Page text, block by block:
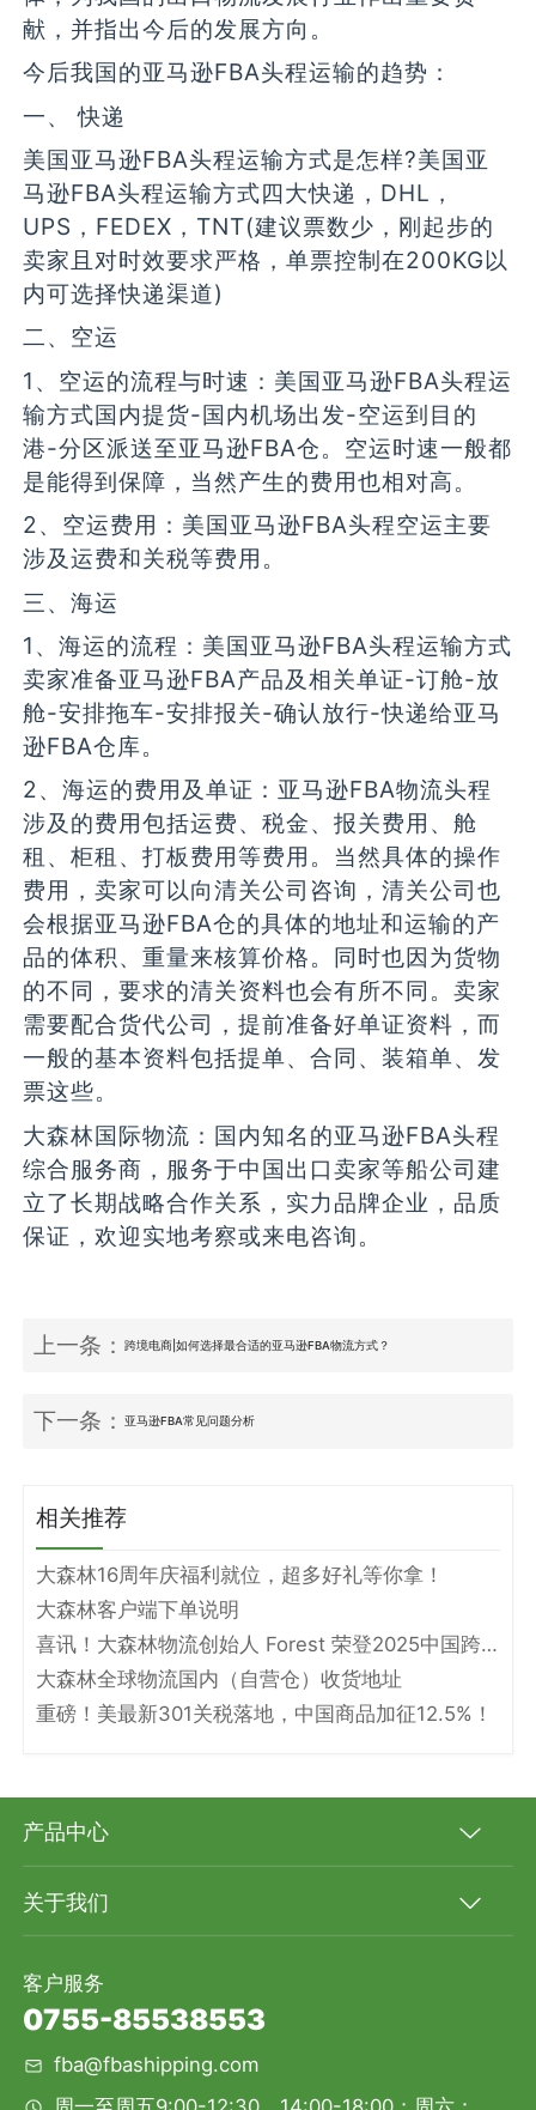
献，并指出今后的发展方向。
今后我国的亚马逊FBA头程运输的趋势：
一、 快递
美国亚马逊FBA头程运输方式是怎样?美国亚
马逊FBA头程运输方式四大快递，DHL，
UPS，FEDEX，TNT(建议票数少，刚起步的
卖家且对时效要求严格，单票控制在200KG以
内可选择快递渠道)
二、空运
1、空运的流程与时速：美国亚马逊FBA头程运
输方式国内提货-国内机场出发-空运到目的
港-分区派送至亚马逊FBA仓。空运时速一般都
是能得到保障，当然产生的费用也相对高。
2、空运费用：美国亚马逊FBA头程空运主要
涉及运费和关税等费用。
三、海运
1、海运的流程：美国亚马逊FBA头程运输方式
卖家准备亚马逊FBA产品及相关单证-订舱-放
舱-安排拖车-安排报关-确认放行-快递给亚马
逊FBA仓库。
2、海运的费用及单证：亚马逊FBA物流头程
涉及的费用包括运费、税金、报关费用、舱
租、柜租、打板费用等费用。当然具体的操作
费用，卖家可以向清关公司咨询，清关公司也
会根据亚马逊FBA仓的具体的地址和运输的产
品的体积、重量来核算价格。同时也因为货物
的不同，要求的清关资料也会有所不同。卖家
需要配合货代公司，提前准备好单证资料，而
一般的基本资料包括提单、合同、装箱单、发
票这些。
大森林国际物流：国内知名的亚马逊FBA头程
综合服务商，服务于中国出口卖家等船公司建
立了长期战略合作关系，实力品牌企业，品质
保证，欢迎实地考察或来电咨询。
上一条：跨境电商|如何选择最合适的亚马逊FBA物流方式？
下一条：亚马逊FBA常见问题分析
相关推荐
大森林16周年庆福利就位，超多好礼等你拿！
大森林客户端下单说明
喜讯！大森林物流创始人 Forest 荣登2025中国跨境电商物流名人堂！
大森林全球物流国内（自营仓）收货地址
重磅！美最新301关税落地，中国商品加征12.5%！
产品中心
关于我们
客户服务
0755-85538553
fba@fbashipping.com